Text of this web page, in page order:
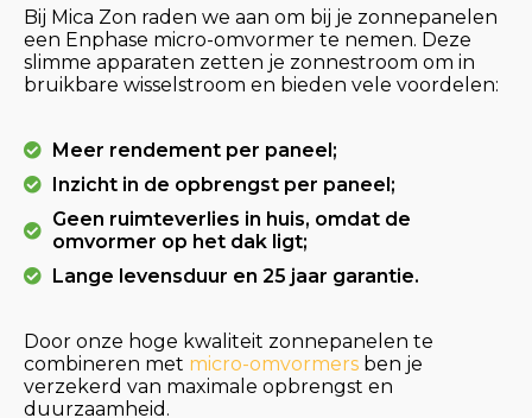
Bij Mica Zon raden we aan om bij je zonnepanelen
een Enphase micro-omvormer te nemen. Deze
slimme apparaten zetten je zonnestroom om in
bruikbare wisselstroom en bieden vele voordelen:
Meer rendement per paneel;
Inzicht in de opbrengst per paneel;
Geen ruimteverlies in huis, omdat de
omvormer op het dak ligt;
Lange levensduur en 25 jaar garantie.
Door onze hoge kwaliteit zonnepanelen te
combineren met micro-omvormers ben je
verzekerd van maximale opbrengst en
duurzaamheid.